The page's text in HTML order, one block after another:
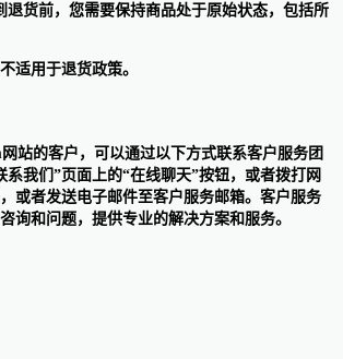
退货前，您需要保持商品处于原始状态，包括所
适用于退货政策。
站的客户，可以通过以下方式联系客户服务团
系我们”页面上的“在线聊天”按钮，或者拨打网
或者发送电子邮件至客户服务邮箱。客户服务
询和问题，提供专业的解决方案和服务。